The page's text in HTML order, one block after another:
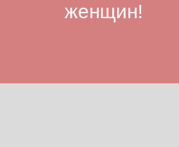
женщин!